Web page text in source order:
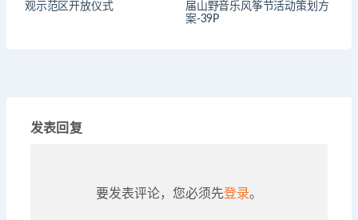
观示范区开放仪式
届山野音乐风筝节活动策划方
案-39P
发表回复
要发表评论，您必须先登录。